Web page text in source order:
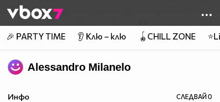
👾
🎉 PARTY TIME 👂 Клю – клю 🪀CHILL ZONE
Alessandro Milanelo
Инфо СЛЕДВАЙ0